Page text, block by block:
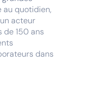
au quotidien,
acteur
de 150 ans
dans